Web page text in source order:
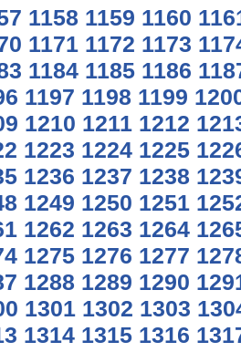
1158 1159 1160
1171 1172 1173
1184 1185 1186
1197 1198 1199
1210 1211 1212
1223 1224 1225
1236 1237 1238
1249 1250 1251
1262 1263 1264
1275 1276 1277
1288 1289 1290
1301 1302 1303
1314 1315 1316